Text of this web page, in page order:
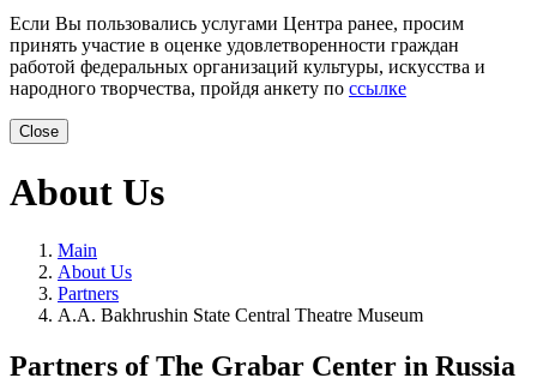
Если Вы пользовались услугами Центра ранее, просим
принять участие в оценке удовлетворенности граждан
работой федеральных организаций культуры, искусства и
народного творчества, пройдя анкету по ссылке
Close
About Us
Main
About Us
Partners
A.A. Bakhrushin State Central Theatre Museum
Partners of The Grabar Center in Russia